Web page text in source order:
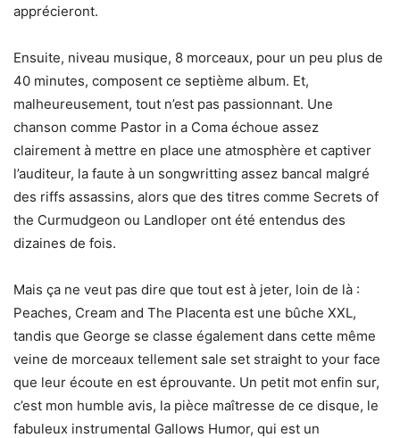
apprécieront.
Ensuite, niveau musique, 8 morceaux, pour un peu plus de
40 minutes, composent ce septième album. Et,
malheureusement, tout n’est pas passionnant. Une
chanson comme Pastor in a Coma échoue assez
clairement à mettre en place une atmosphère et captiver
l’auditeur, la faute à un songwritting assez bancal malgré
des riffs assassins, alors que des titres comme Secrets of
the Curmudgeon ou Landloper ont été entendus des
dizaines de fois.
Mais ça ne veut pas dire que tout est à jeter, loin de là :
Peaches, Cream and The Placenta est une bûche XXL,
tandis que George se classe également dans cette même
veine de morceaux tellement sale set straight to your face
que leur écoute en est éprouvante. Un petit mot enfin sur,
c’est mon humble avis, la pièce maîtresse de ce disque, le
fabuleux instrumental Gallows Humor, qui est un